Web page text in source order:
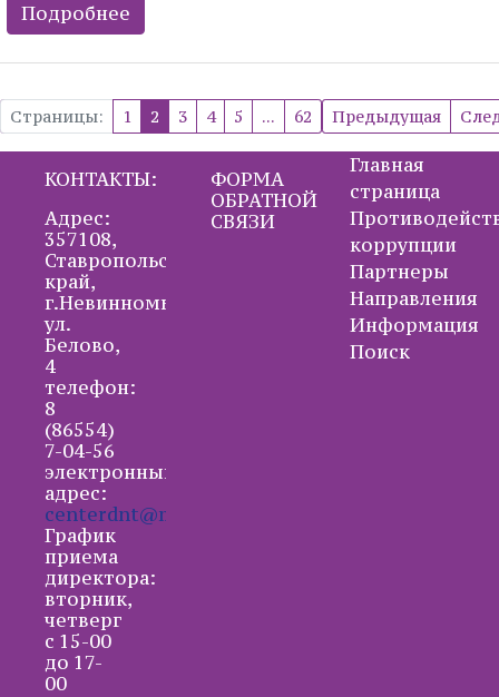
Подробнее
Страницы: 1 2 3 4 5 ... 62 Предыдущая
КОНТАКТЫ:
Адрес:
357108,
Ставропольский
край,
г.Невинномысск,
ул.
Белово,
4
телефон:
8
(86554)
7-04-56
электронный
адрес:
centerdnt@mail.ru
График
приема
директора:
вторник,
четверг
с 15-00
до 17-
00
ФОРМА
ОБРАТНОЙ
СВЯЗИ
Главная
страница
коррупции
Партнеры
Направления
Информация
Поиск